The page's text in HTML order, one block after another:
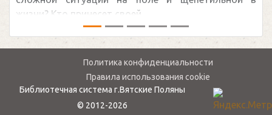
— ...
Политика конфиденциальности
Правила использования cookie